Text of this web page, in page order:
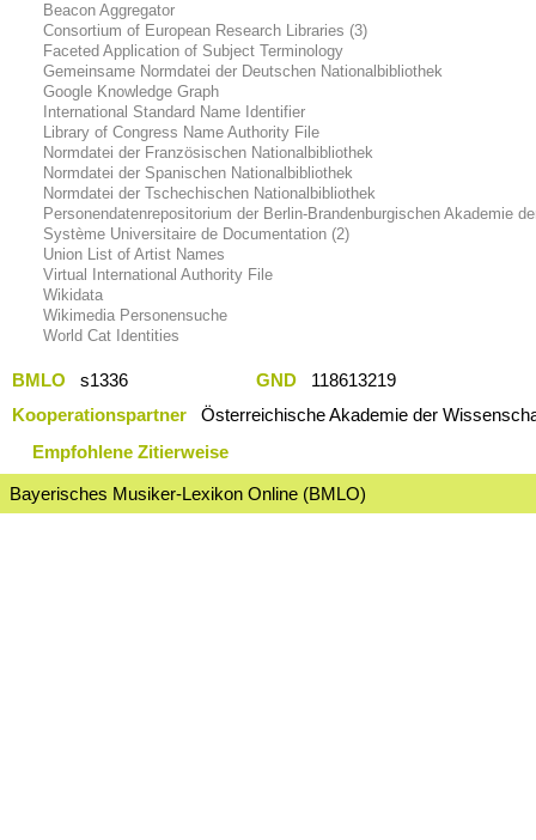
Beacon Aggregator
Consortium of European Research Libraries (3)
Faceted Application of Subject Terminology
Gemeinsame Normdatei der Deutschen Nationalbibliothek
Google Knowledge Graph
International Standard Name Identifier
Library of Congress Name Authority File
Normdatei der Französischen Nationalbibliothek
Normdatei der Spanischen Nationalbibliothek
Normdatei der Tschechischen Nationalbibliothek
Personendatenrepositorium der Berlin-Brandenburgischen Akademie
Système Universitaire de Documentation (2)
Union List of Artist Names
Virtual International Authority File
Wikidata
Wikimedia Personensuche
World Cat Identities
BMLO s1336 GND
118613219
Kooperationspartner
Österreichische Akademie der
Empfohlene Zitierweise
Bayerisches Musiker-Lexikon Online (BMLO)